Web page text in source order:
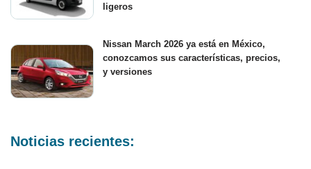
ligeros
Nissan March 2026 ya está en México,
conozcamos sus características, precios,
y versiones
Noticias recientes: